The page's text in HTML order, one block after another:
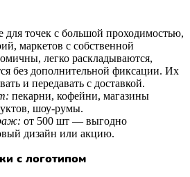
точек с большой проходимостью,
маркетов с собственной
легко раскладываются,
без дополнительной фиксации. Их
и передавать с доставкой.
пекарни, кофейни, магазины
шоу-румы.
от 500 шт — выгодно
дизайн или акцию.
с логотипом